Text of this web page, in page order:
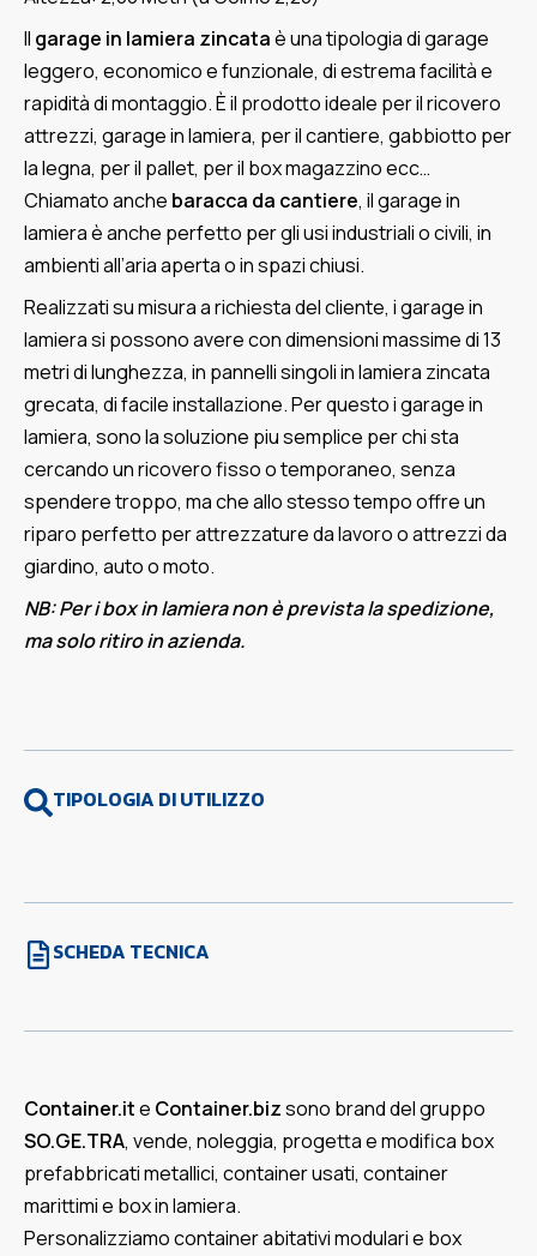
Il garage in lamiera zincataè una tipologia di garage
leggero, economico e funzionale, di estrema facilità e
rapidità di montaggio. È il prodotto ideale per il ricovero
attrezzi, garage in lamiera, per il cantiere, gabbiotto per
la legna, per il pallet, per il box magazzino ecc…
Chiamato anche baracca da cantiere, il garage in
lamiera è anche perfetto per gli usi industriali o civili, in
ambienti all’aria aperta o in spazi chiusi.
Realizzati su misura a richiesta del cliente, i garage in
lamiera si possono avere con dimensioni massime di 13
metri di lunghezza, in pannelli singoli in lamiera zincata
grecata, di facile installazione. Per questo i garage in
lamiera, sono la soluzione piu semplice per chi sta
cercando un ricovero fisso o temporaneo, senza
spendere troppo, ma che allo stesso tempo offre un
riparo perfetto per attrezzature da lavoro o attrezzi da
giardino, auto o moto.
NB: Per i box in lamiera non è prevista la spedizione,
ma solo ritiro in azienda.
TIPOLOGIA DI UTILIZZO
SCHEDA TECNICA
Container.ite Container.bizsono brand del gruppo
SO.GE.TRA, vende, noleggia, progetta e modifica box
prefabbricati metallici, container usati, container
marittimi e box in lamiera.
Personalizziamo container abitativi modulari e box